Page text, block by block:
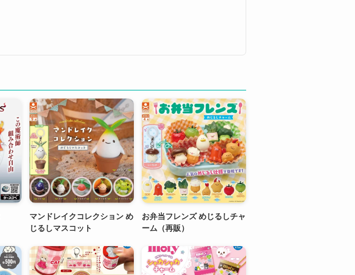
マンドレイクコレクション め
じるしマスコット
お弁当フレンズ めじるしチャ
ーム（再販）